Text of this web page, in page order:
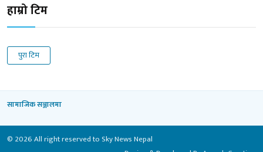
हाम्रो टिम
पुरा टिम
सामाजिक सञ्जालमा
© 2026 All right reserved to Sky News Nepal